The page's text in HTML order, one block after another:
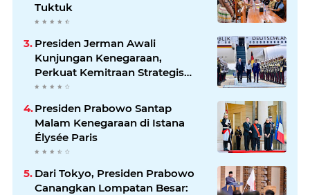
Tuktuk
Presiden Jerman Awali
Kunjungan Kenegaraan,
Perkuat Kemitraan Strategis
Indonesia–Jerman
Presiden Prabowo Santap
Malam Kenegaraan di Istana
Élysée Paris
Dari Tokyo, Presiden Prabowo
Canangkan Lompatan Besar: